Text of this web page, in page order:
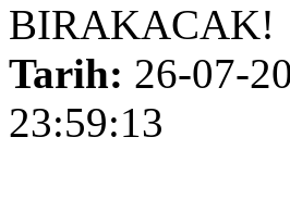
BIRAKACAK!
Tarih: 26-07-
23:59:13